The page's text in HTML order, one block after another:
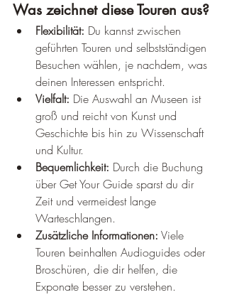
Was zeichnet diese Touren aus?
Flexibilität: Du kannst zwischen
geführten Touren und selbstständigen
Besuchen wählen, je nachdem, was
deinen Interessen entspricht.
Vielfalt: Die Auswahl an Museen ist
groß und reicht von Kunst und
Geschichte bis hin zu Wissenschaft
und Kultur.
Bequemlichkeit: Durch die Buchung
über Get Your Guide sparst du dir
Zeit und vermeidest lange
Warteschlangen.
Zusätzliche Informationen: Viele
Touren beinhalten Audioguides oder
Broschüren, die dir helfen, die
Exponate besser zu verstehen.